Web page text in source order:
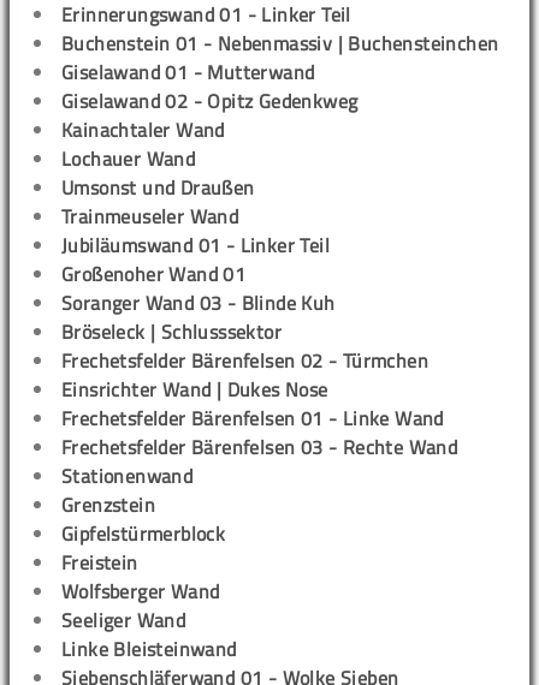
Erinnerungswand 01 - Linker Teil
Buchenstein 01 - Nebenmassiv | Buchensteinchen
Giselawand 01 - Mutterwand
Giselawand 02 - Opitz Gedenkweg
Kainachtaler Wand
Lochauer Wand
Umsonst und Draußen
Trainmeuseler Wand
Jubiläumswand 01 - Linker Teil
Großenoher Wand 01
Soranger Wand 03 - Blinde Kuh
Bröseleck | Schlusssektor
Frechetsfelder Bärenfelsen 02 - Türmchen
Einsrichter Wand | Dukes Nose
Frechetsfelder Bärenfelsen 01 - Linke Wand
Frechetsfelder Bärenfelsen 03 - Rechte Wand
Stationenwand
Grenzstein
Gipfelstürmerblock
Freistein
Wolfsberger Wand
Seeliger Wand
Linke Bleisteinwand
Siebenschläferwand 01 - Wolke Sieben